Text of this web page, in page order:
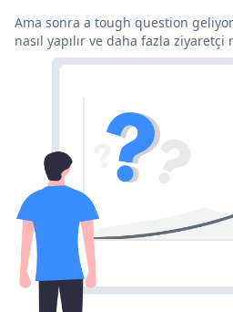
Ama sonra a tough question
nasıl yapılır ve daha fazla ziyaretçi